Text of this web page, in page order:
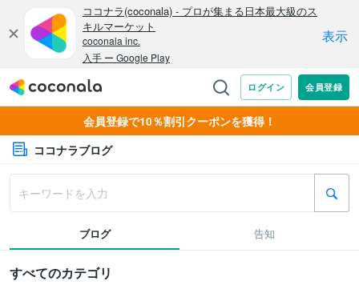
会員登録で10％割引クーポンを獲得！
ココナラブログ
ブログ 告知
すべてのカテゴリ